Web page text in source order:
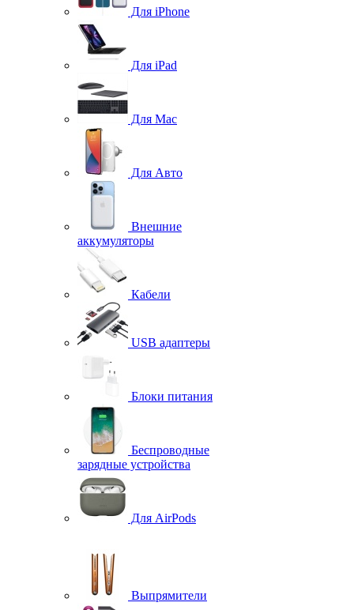
Для iPhone
Для iPad
Для Mac
Для Авто
Внешние
аккумуляторы
Кабели
USB адаптеры
Блоки питания
Беспроводные
зарядные устройства
Для AirPods
Выпрямители